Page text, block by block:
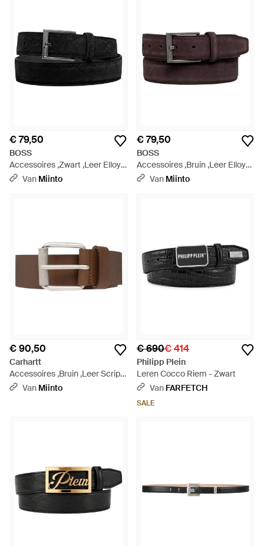
€ 79,50
BOSS
Accessoires ,Zwart ,Leer Elloy
Riem - Zwart
Van Miinto
€ 79,50
BOSS
Accessoires ,Bruin ,Leer Elloy
Riem - Bruin
Van Miinto
€ 90,50
Carhartt
Accessoires ,Bruin ,Leer Script
Belt - Bruin
Van Miinto
€ 690€ 414
Philipp Plein
Leren Cocco Riem - Zwart
Van FARFETCH
SALE